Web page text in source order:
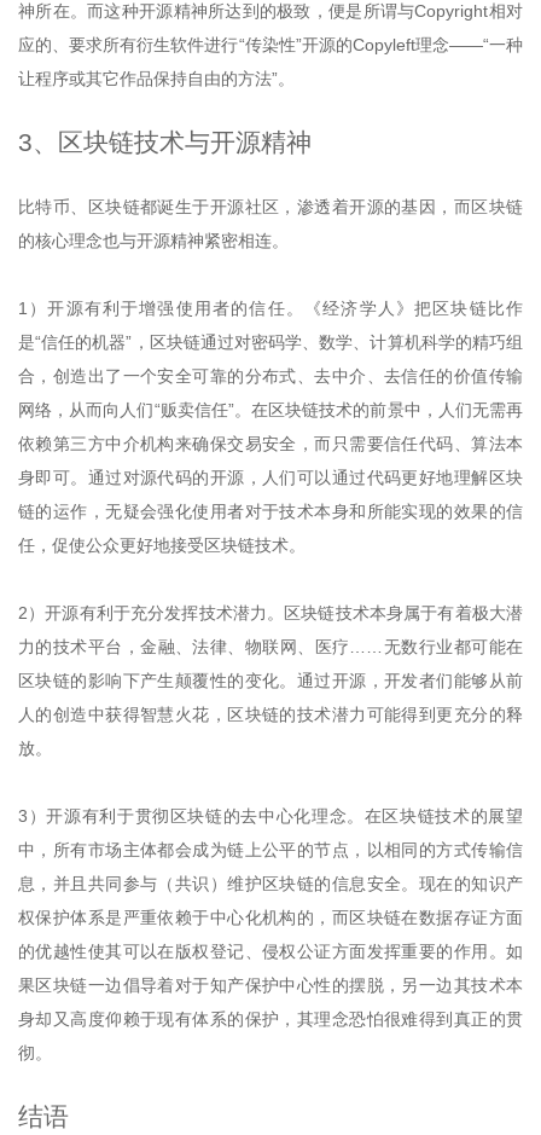
神所在。而这种开源精神所达到的极致，便是所谓与Copyright相对
应的、要求所有衍生软件进行“传染性”开源的Copyleft理念——“一种
让程序或其它作品保持自由的方法”。
3、区块链技术与开源精神
比特币、区块链都诞生于开源社区，渗透着开源的基因，而区块链
的核心理念也与开源精神紧密相连。
1）开源有利于增强使用者的信任。《经济学人》把区块链比作
是“信任的机器”，区块链通过对密码学、数学、计算机科学的精巧组
合，创造出了一个安全可靠的分布式、去中介、去信任的价值传输
网络，从而向人们“贩卖信任”。在区块链技术的前景中，人们无需再
依赖第三方中介机构来确保交易安全，而只需要信任代码、算法本
身即可。通过对源代码的开源，人们可以通过代码更好地理解区块
链的运作，无疑会强化使用者对于技术本身和所能实现的效果的信
任，促使公众更好地接受区块链技术。
2）开源有利于充分发挥技术潜力。区块链技术本身属于有着极大潜
力的技术平台，金融、法律、物联网、医疗……无数行业都可能在
区块链的影响下产生颠覆性的变化。通过开源，开发者们能够从前
人的创造中获得智慧火花，区块链的技术潜力可能得到更充分的释
放。
3）开源有利于贯彻区块链的去中心化理念。在区块链技术的展望
中，所有市场主体都会成为链上公平的节点，以相同的方式传输信
息，并且共同参与（共识）维护区块链的信息安全。现在的知识产
权保护体系是严重依赖于中心化机构的，而区块链在数据存证方面
的优越性使其可以在版权登记、侵权公证方面发挥重要的作用。如
果区块链一边倡导着对于知产保护中心性的摆脱，另一边其技术本
身却又高度仰赖于现有体系的保护，其理念恐怕很难得到真正的贯
彻。
结语